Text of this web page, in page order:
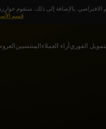
بالإضافة إلى ذلك، ستقوم
قسم
الفوريآراء العملاءالمنتسبين